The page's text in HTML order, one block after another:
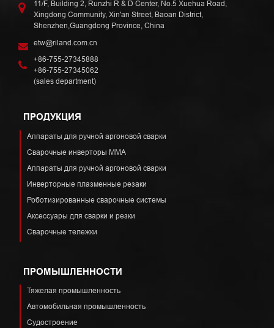
11/F, Building 2, Runzhi R & D Center, No.5 Xuehua Road,
Xingdong Community, Xin'an Street, Baoan District,
Shenzhen,Guangdong Province, China
etw@riland.com.cn
+86-755-27345888
+86-755-27345062
(sales department)
ПРОДУКЦИЯ
Аппараты для ручной аргоновой сварки
Сварочные инверторы ММА
Аппараты для ручной аргоновой сварки
Инверторные плазменные резаки
Роботизированные сварочные системы
Аксессуары для сварки и резки
Сварочные тележки
ПРОМЫШЛЕННОСТИ
Тяжелая промышленность
Автомобильная промышленность
Судостроение